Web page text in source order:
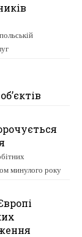
минулого року